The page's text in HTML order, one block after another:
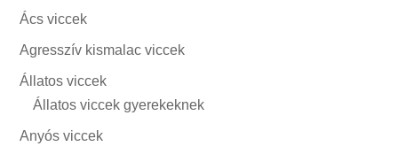
Ács viccek
Agresszív kismalac viccek
Állatos viccek
Állatos viccek gyerekeknek
Anyós viccek